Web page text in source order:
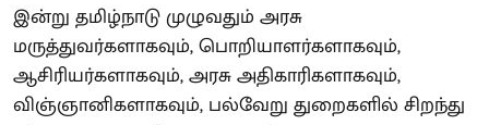
இன்று தமிழ்நாடு முழுவதும் அரசு
மருத்துவர்களாகவும், பொறியாளர்களாகவும்,
ஆசிரியர்களாகவும், அரசு அதிகாரிகளாகவும்,
விஞ்ஞானிகளாகவும், பல்வேறு துறைகளில் சிறந்து